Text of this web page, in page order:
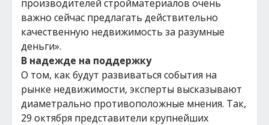
производителей стройматериалов очень
важно сейчас предлагать действительно
качественную недвижимость за разумные
деньги».
В надежде на поддержку
О том, как будут развиваться события на
рынке недвижимости, эксперты высказывают
диаметрально противоположные мнения. Так,
29 октября представители крупнейших